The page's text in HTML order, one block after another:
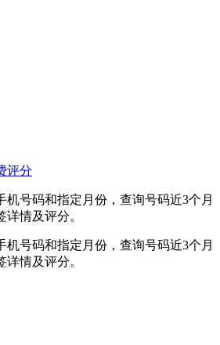
评分
机号码和指定月份，查询号码近3个月
情及评分。
机号码和指定月份，查询号码近3个月
情及评分。